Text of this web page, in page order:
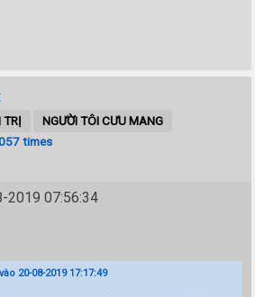
TRỊ
NGƯỜI TÔI CƯU MANG
times
2019 07:56:34
20-08-2019 17:17:49